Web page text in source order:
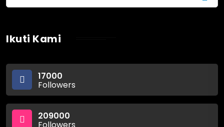
Ikuti Kami
17000
Followers
209000
Followers